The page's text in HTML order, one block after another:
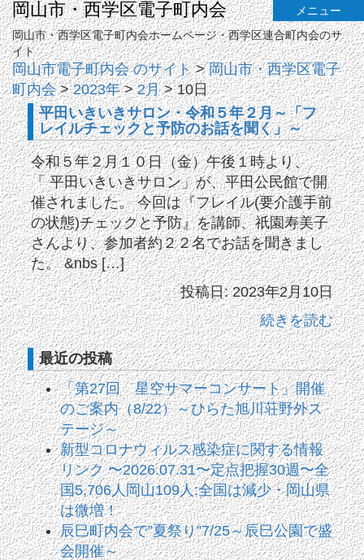
岡山市・西学区電子町内会
メニュー
岡山市・西学区電子町内会ホームページ・西学区連合町内会のサ
イト
岡山市電子町内会 のサイト>岡山市・西学区電子
町内会>2023年>2月>10日
平田いきいきサロン・令和５年２月～「フ
レイルチェックと予防のお話を聞く」～
令和５年２月１０日（金）午後１時より、
「 平田いきいきサロン」が、平田公民館で開
催されました。 今回は『フレイル(要介護手前
の状態)チェックと予防』を講師、祇園寿美子
さんより、参加者約２２名でお話を聞きまし
た。 &nbs […]
投稿日: 2023年2月10日
続きを読む
最近の投稿
「第27回 星空サマーコンサート」開催
のご案内（8/22）～ひらた旭川荘野外ス
テージ～
新型コロナウィルス感染症に関する情報
リンク 〜2026.07.31〜定点把握30週〜全
国5,706人岡山109人:全国は減少・岡山県
は微増！
辰巳町内会で”夏祭り”7/25～辰巳公園で盛
会開催～